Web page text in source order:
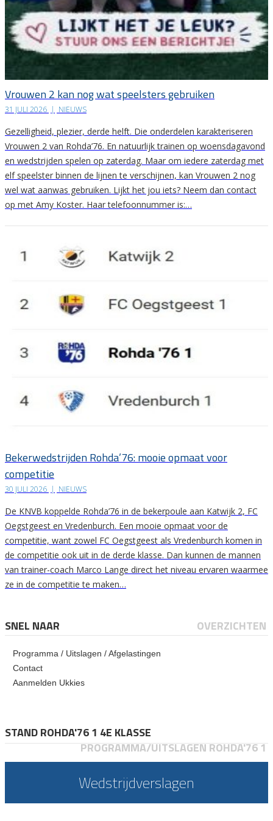
Vrouwen 2 kan nog wat speelsters gebruiken
31 JULI 2026 | NIEUWS
Gezelligheid, plezier, derde helft. Die onderdelen karakteriseren
Vrouwen 2 van Rohda’76. En natuurlijk trainen op woensdagavond
en wedstrijden spelen op zaterdag. Maar om iedere zaterdag met
elf speelster binnen de lijnen te verschijnen, kan Vrouwen 2 nog
wel wat aanwas gebruiken. Lijkt het jou iets? Neem dan contact
op met Amy Koster. Haar telefoonnummer is:…
Bekerwedstrijden Rohda’76: mooie opmaat voor
competitie
30 JULI 2026 | NIEUWS
De KNVB koppelde Rohda’76 in de bekerpoule aan Katwijk 2, FC
Oegstgeest en Vredenburch. Een mooie opmaat voor de
competitie, want zowel FC Oegstgeest als Vredenburch komen in
de competitie ook uit in de derde klasse. Dan kunnen de mannen
van trainer-coach Marco Lange direct het niveau ervaren waarmee
ze in de competitie te maken…
SNEL NAAR OVERZICHTEN
Programma / Uitslagen / Afgelastingen
Contact
Aanmelden Ukkies
STAND ROHDA'76 1 4E KLASSE
PROGRAMMA/UITSLAGEN ROHDA'76 1
Wedstrijdverslagen